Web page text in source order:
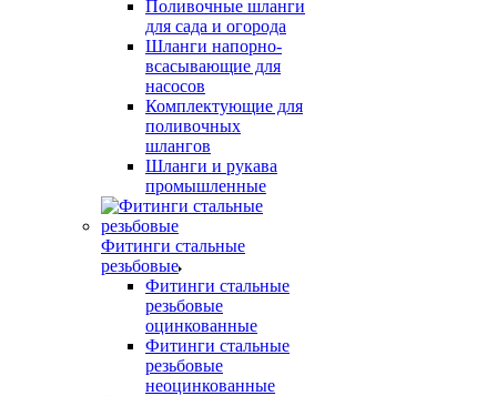
Поливочные шланги
для сада и огорода
Шланги напорно-
всасывающие для
насосов
Комплектующие для
поливочных
шлангов
Шланги и рукава
промышленные
Фитинги стальные
резьбовые
Фитинги стальные
резьбовые
оцинкованные
Фитинги стальные
резьбовые
неоцинкованные